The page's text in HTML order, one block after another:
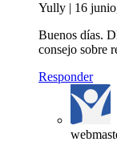
Yully | 16
Buenos días.
consejo sobre
Responder